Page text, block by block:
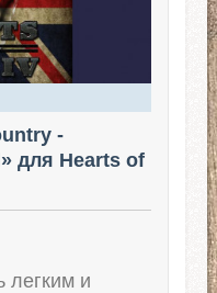
-
для Hearts of
легким и